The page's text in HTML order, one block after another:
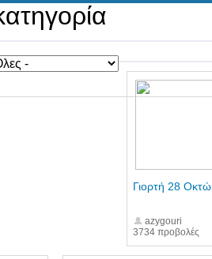
3734 προβολές
Γιορτή 28
azygouri